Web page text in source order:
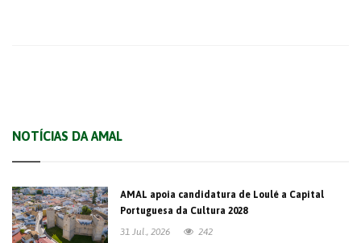
NOTÍCIAS DA AMAL
AMAL apoia candidatura de Loulé a Capital
Portuguesa da Cultura 2028
31 Jul., 2026
242